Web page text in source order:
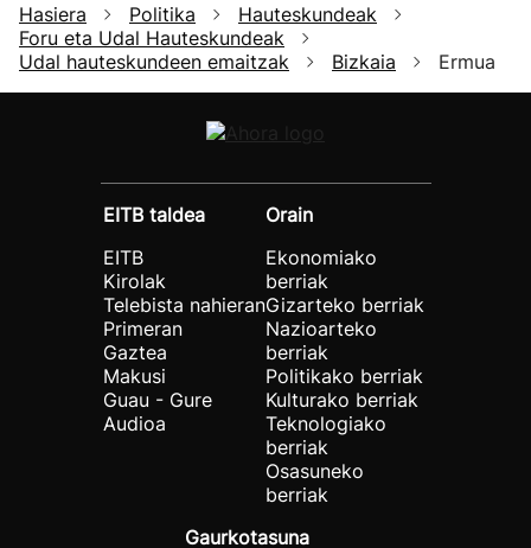
Hasiera Politika
Hauteskundeak
Foru eta Udal Hauteskundeak
Udal hauteskundeen emaitzak
Bizkaia Ermua
EITB taldea
EITB
Kirolak
Telebista nahieran
Primeran
Gaztea
Makusi
Guau - Gure
Audioa
Orain
Ekonomiako
berriak
Gizarteko berriak
Nazioarteko
berriak
Politikako berriak
Kulturako berriak
Teknologiako
berriak
Osasuneko
berriak
Gaurkotasuna